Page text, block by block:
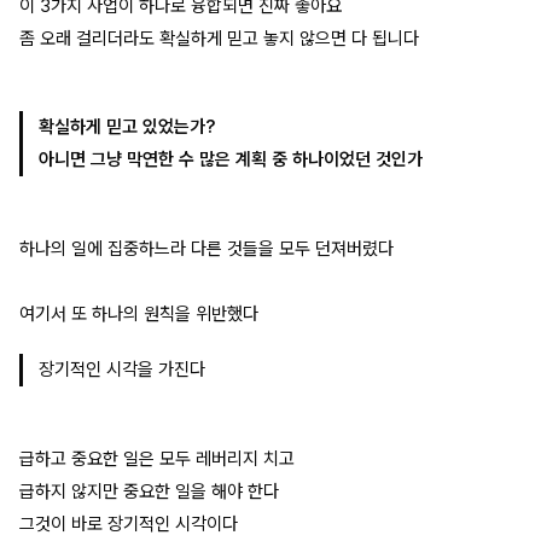
이 3가지 사업이 하나로 융합되면 진짜 좋아요
좀 오래 걸리더라도 확실하게 믿고 놓지 않으면 다 됩니다
확실하게 믿고 있었는가?
아니면 그냥 막연한 수 많은 계획 중 하나이었던 것인가
하나의 일에 집중하느라 다른 것들을 모두 던져버렸다
여기서 또 하나의 원칙을 위반했다
장기적인 시각을 가진다
급하고 중요한 일은 모두 레버리지 치고
급하지 않지만 중요한 일을 해야 한다
그것이 바로 장기적인 시각이다